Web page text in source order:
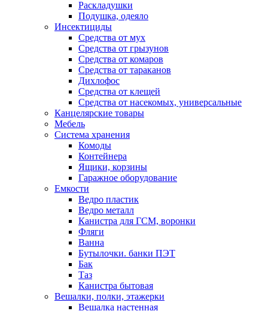
Раскладушки
Подушка, одеяло
Инсектициды
Средства от мух
Средства от грызунов
Средства от комаров
Средства от тараканов
Дихлофос
Средства от клещей
Средства от насекомых, универсальные
Канцелярские товары
Мебель
Система хранения
Комоды
Контейнера
Ящики, корзины
Гаражное оборудование
Емкости
Ведро пластик
Ведро металл
Канистра для ГСМ, воронки
Фляги
Ванна
Бутылочки. банки ПЭТ
Бак
Таз
Канистра бытовая
Вешалки, полки, этажерки
Вешалка настенная